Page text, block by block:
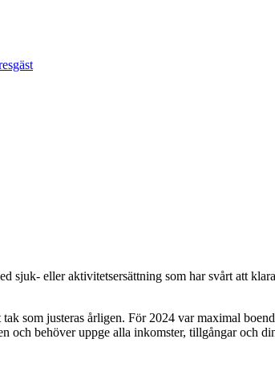
sjuk- eller aktivitetsersättning som har svårt att
som justeras årligen. För 2024 var maximal
och behöver uppge alla inkomster, tillgångar och